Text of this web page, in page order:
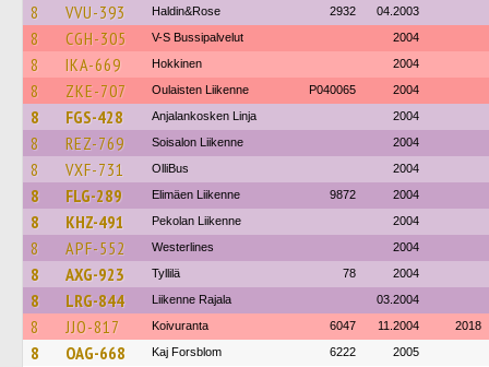
8 VVU-393 Haldin&Rose 2932 04.2003
8 CGH-305 V-S Bussipalvelut 2004
8 IKA-669 Hokkinen 2004
8 ZKE-707 Oulaisten Liikenne P040065 2004
8 FGS-428 Anjalankosken Linja 2004
8 REZ-769 Soisalon Liikenne 2004
8 VXF-731 OlliBus 2004
8 FLG-289 Elimäen Liikenne 9872 2004
8 KHZ-491 Pekolan Liikenne 2004
8 APF-552 Westerlines 2004
8 AXG-923 Tyllilä 78 2004
8 LRG-844 Liikenne Rajala 03.2004
8 JJO-817 Koivuranta 6047 11.2004 2018
8 OAG-668 Kaj Forsblom 6222 2005